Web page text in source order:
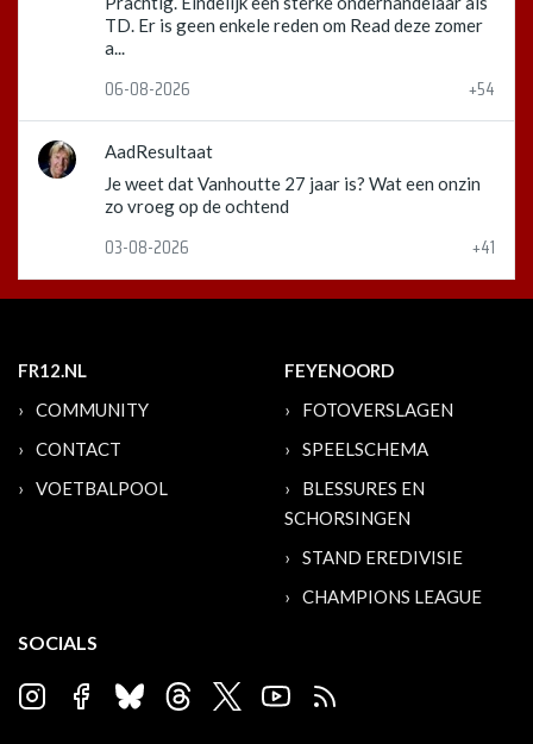
TD. Er is geen enkele reden om Read deze zomer
a...
06-08-2026 +54
AadResultaat
Je weet dat Vanhoutte 27 jaar is? Wat een onzin
zo vroeg op de ochtend
03-08-2026 +41
FR12.NL
COMMUNITY
CONTACT
VOETBALPOOL
FEYENOORD
FOTOVERSLAGEN
SPEELSCHEMA
BLESSURES EN
SCHORSINGEN
STAND EREDIVISIE
CHAMPIONS LEAGUE
SOCIALS